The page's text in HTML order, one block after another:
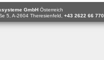
GmbH Österreich
5, A-2604 Theresienfeld, +43 2622 66 770